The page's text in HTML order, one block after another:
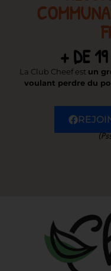
+ DE
La Club Cheef est un
voulant perdre du